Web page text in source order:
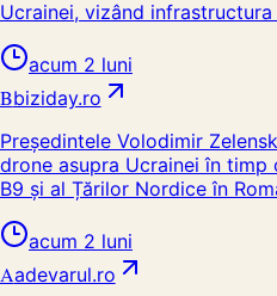
Ucrainei, vizând
acum 2 luni
Bbiziday.ro
Președintele Volodimir
drone asupra Ucrainei în
B9 și al Țărilor Nordice în
acum 2 luni
Aadevarul.ro